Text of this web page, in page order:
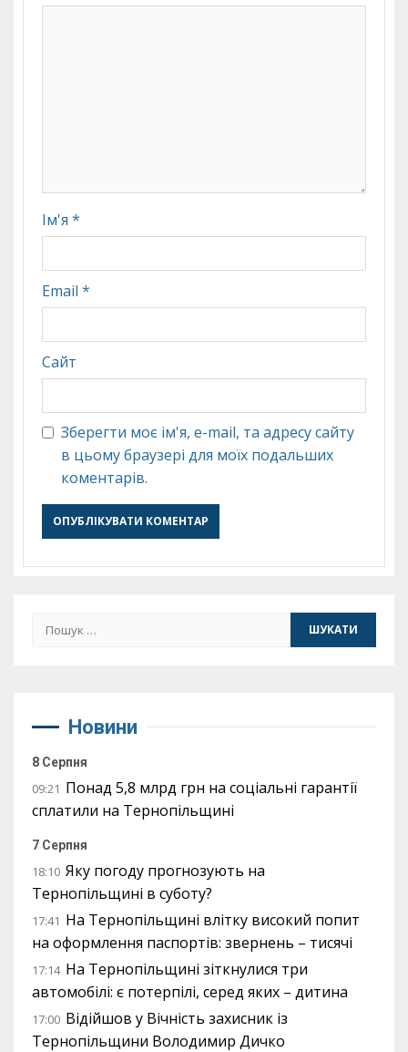
Ім'я *
Email *
Сайт
Зберегти моє ім'я, e-mail, та адресу сайту
в цьому браузері для моїх подальших
коментарів.
Пошук:
Новини
8 Серпня
09:21 Понад 5,8 млрд грн на соціальні гарантії
сплатили на Тернопільщині
7 Серпня
18:10 Яку погоду прогнозують на
Тернопільщині в суботу?
17:41 На Тернопільщині влітку високий попит
на оформлення паспортів: звернень – тисячі
17:14 На Тернопільщині зіткнулися три
автомобілі: є потерпілі, серед яких – дитина
17:00 Відійшов у Вічність захисник із
Тернопільщини Володимир Дичко